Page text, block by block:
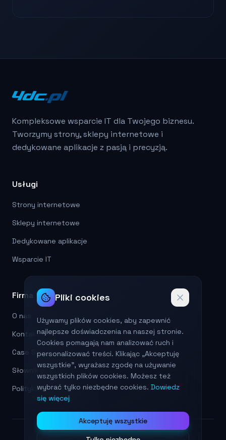
Kompleksowe wsparcie IT dla Twojego biznesu.
Tworzymy strony, sklepy internetowe i
dedykowane aplikacje z pasją i precyzją.
Usługi
Strony internetowe
Sklepy internetowe
Dedykowane aplikacje
Wsparcie IT
Firma
O nas
Kontakt
Case Studies
Słownik pojęć
Polityka prywatności
Pliki cookies
Używamy plików cookies, aby zapewnić
najlepsze doświadczenia na naszej stronie.
Cookies pomagają nam analizować ruch i
personalizować treści. Klikając „Akceptuję
wszystkie", wyrażasz zgodę na używanie
wszystkich plików cookies. Możesz też
wybrać tylko niezbędne cookies. Dowiedz
się więcej
Akceptuję wszystkie